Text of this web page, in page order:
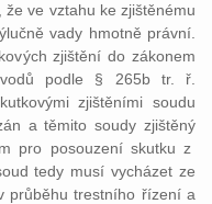
ve vztahu ke zjištěnému
vady hmotně právní.
zjištění do zákonem
podle § 265b tr. ř.
zjištěními soudu
a těmito soudy zjištěný
pro posouzení skutku z
tedy musí vycházet ze
průběhu trestního řízení a